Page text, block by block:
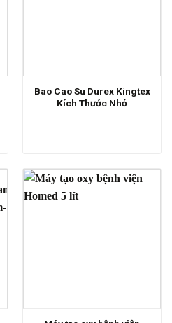
Bao Cao Su Durex Kingtex
Kích Thước Nhỏ